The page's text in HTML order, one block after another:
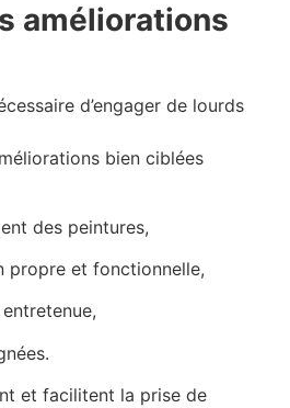
améliorations
d’engager de lourds
bien ciblées
des peintures,
propre et fonctionnelle,
et facilitent la prise de